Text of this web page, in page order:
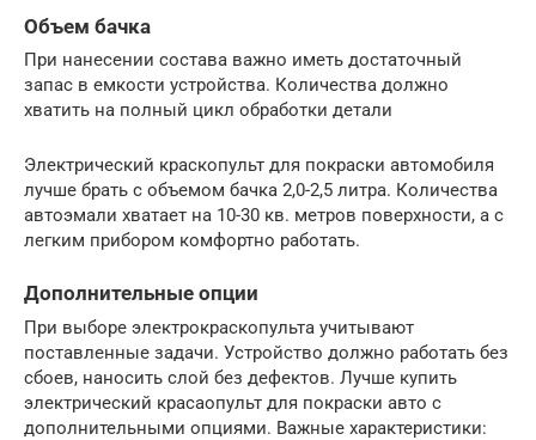
Объем бачка
При нанесении состава важно иметь достаточный
запас в емкости устройства. Количества должно
хватить на полный цикл обработки детали
Электрический краскопульт для покраски автомобиля
лучше брать с объемом бачка 2,0-2,5 литра. Количества
автоэмали хватает на 10-30 кв. метров поверхности, а с
легким прибором комфортно работать.
Дополнительные опции
При выборе электрокраскопульта учитывают
поставленные задачи. Устройство должно работать без
сбоев, наносить слой без дефектов. Лучше купить
электрический красаопульт для покраски авто с
дополнительными опциями. Важные характеристики: